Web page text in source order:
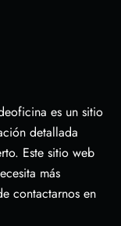
es un sitio
detallada
Este sitio web
más
contactarnos en